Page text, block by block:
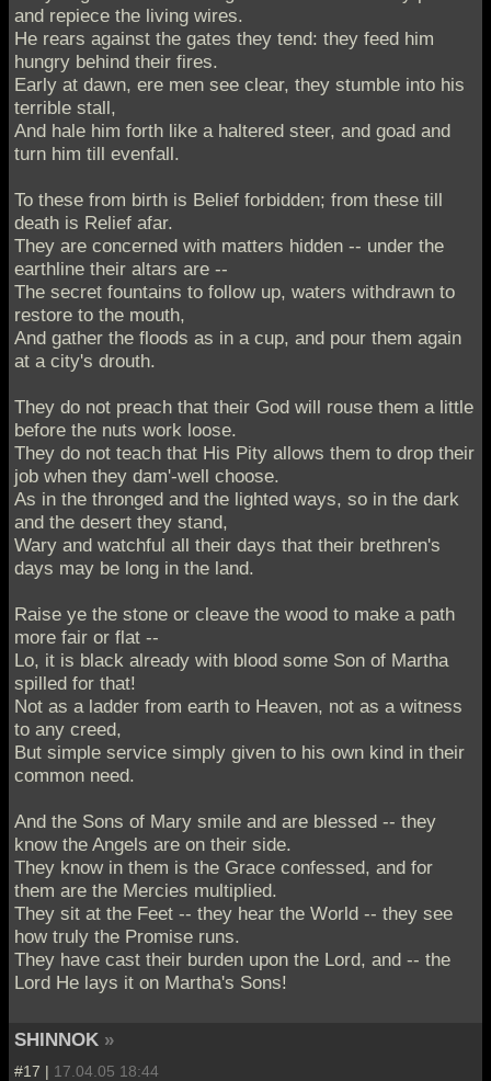
and repiece the living wires.
He rears against the gates they tend: they feed him
hungry behind their fires.
Early at dawn, ere men see clear, they stumble into his
terrible stall,
And hale him forth like a haltered steer, and goad and
turn him till evenfall.
To these from birth is Belief forbidden; from these till
death is Relief afar.
They are concerned with matters hidden -- under the
earthline their altars are --
The secret fountains to follow up, waters withdrawn to
restore to the mouth,
And gather the floods as in a cup, and pour them again
at a city's drouth.
They do not preach that their God will rouse them a little
before the nuts work loose.
They do not teach that His Pity allows them to drop their
job when they dam'-well choose.
As in the thronged and the lighted ways, so in the dark
and the desert they stand,
Wary and watchful all their days that their brethren's
days may be long in the land.
Raise ye the stone or cleave the wood to make a path
more fair or flat --
Lo, it is black already with blood some Son of Martha
spilled for that!
Not as a ladder from earth to Heaven, not as a witness
to any creed,
But simple service simply given to his own kind in their
common need.
And the Sons of Mary smile and are blessed -- they
know the Angels are on their side.
They know in them is the Grace confessed, and for
them are the Mercies multiplied.
They sit at the Feet -- they hear the World -- they see
how truly the Promise runs.
They have cast their burden upon the Lord, and -- the
Lord He lays it on Martha's Sons!
SHINNOK »
#17 | 17.04.05 18:44